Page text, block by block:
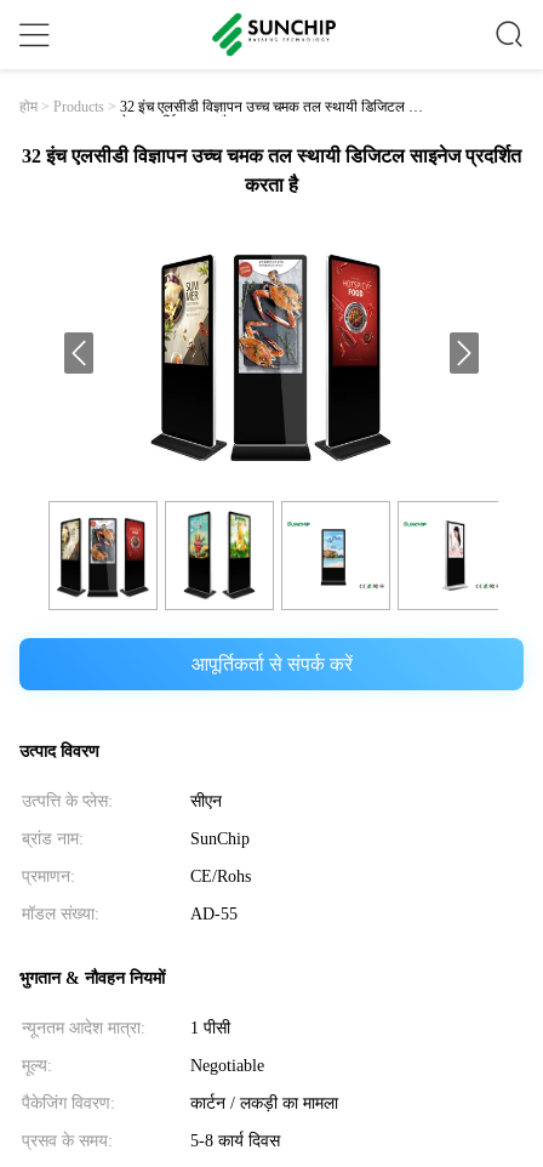
होम > Products > 32 इंच एलसीडी विज्ञापन उच्च चमक तल स्थायी डिजिटल साइ
नेज प्रदर्शित करता है
32 इंच एलसीडी विज्ञापन उच्च चमक तल स्थायी डिजिटल साइनेज प्रदर्शित
करता है
आपूर्तिकर्ता से संपर्क करें
उत्पाद विवरण
उत्पत्ति के प्लेस: सीएन
ब्रांड नाम: SunChip
प्रमाणन: CE/Rohs
मॉडल संख्या: AD-55
भुगतान & नौवहन नियमों
न्यूनतम आदेश मात्रा: 1 पीसी
मूल्य: Negotiable
पैकेजिंग विवरण: कार्टन / लकड़ी का मामला
प्रसव के समय: 5-8 कार्य दिवस